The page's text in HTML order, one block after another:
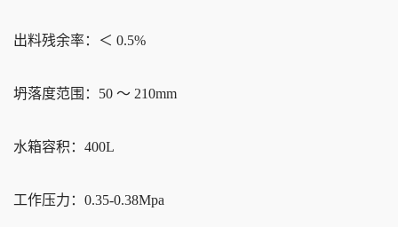
出料残余率：＜ 0.5%
坍落度范围：50 ～ 210mm
水箱容积：400L
工作压力：0.35-0.38Mpa